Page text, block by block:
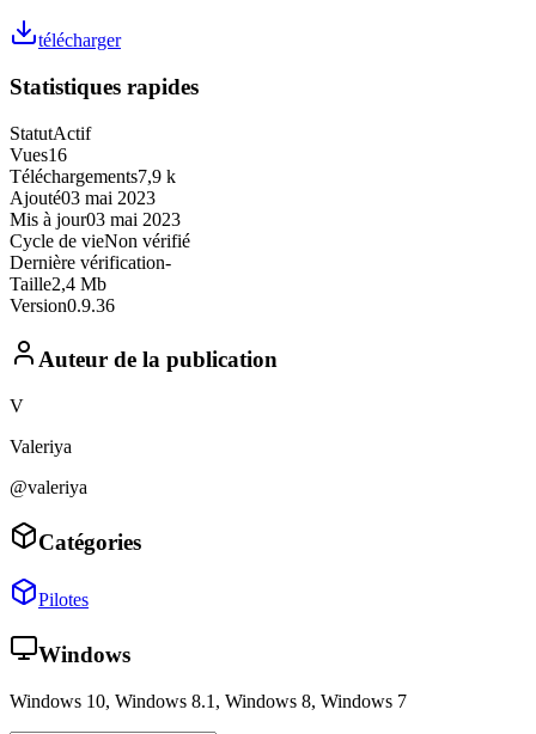
télécharger
Statistiques rapides
StatutActif
Vues16
Téléchargements7,9 k
Ajouté03 mai 2023
Mis à jour03 mai 2023
Cycle de vieNon vérifié
Dernière vérification-
Taille2,4 Mb
Version0.9.36
Auteur de la publication
V
Valeriya
@valeriya
Catégories
Pilotes
Windows
Windows 10, Windows 8.1, Windows 8, Windows 7